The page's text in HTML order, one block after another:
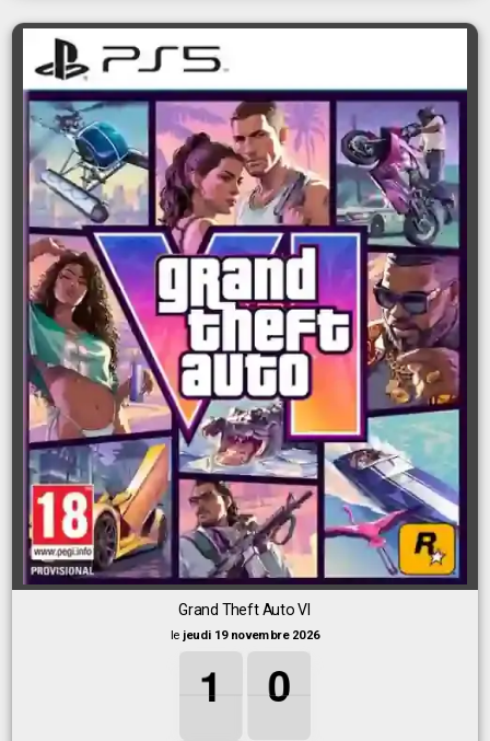
Grand Theft Auto VI
le jeudi 19 novembre 2026
1
1
1
1 0
0
0
0